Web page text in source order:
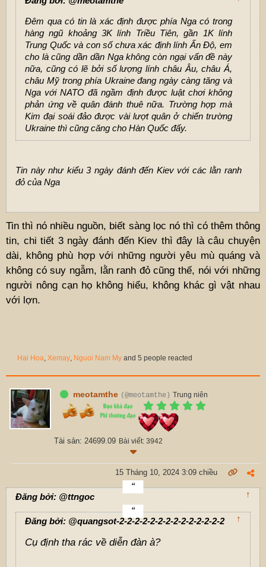
Đêm qua có tin là xác định được phía Nga có trong
hàng ngũ khoảng 3K lính Triều Tiên, gần 1K lính
Trung Quốc và con số chưa xác định lính Ấn Độ, em
cho là cũng dần dần Nga không còn ngại vấn đề này
nữa, cũng có lẽ bởi số lượng lính châu Âu, châu Á,
châu Mỹ trong phía Ukraine đang ngày càng tăng và
Nga với NATO đã ngầm định được luật chơi không
phản ứng về quân đánh thuê nữa. Trường hợp mà
Kim đại soái đảo được vài lượt quân ở chiến trường
Ukraine thì cũng căng cho Hàn Quốc đấy.
Tin này như kiểu 3 ngày đánh đến Kiev với các lằn ranh
đỏ của Nga
Tin thì nó nhiều nguồn, biết sàng lọc nó thì có thêm thông
tin, chi tiết 3 ngày đánh đến Kiev thì đây là câu chuyện
dài, không phù hợp với những người yêu mù quáng và
không có suy ngẫm, lằn ranh đỏ cũng thế, nói với những
người nông cạn họ không hiểu, không khác gì vật nhau
với lợn.
Hai Hoa, Xemay, Nguoi Nam My and 5 people reacted
meotamthe (@meotamthe) Trung niên
Tài sản: 24699.09 Bài viết: 3942
15 Tháng 10, 2024 3:09 chiều
Đăng bởi: @ttngoc ↑
Đăng bởi: @quangsot-2-2-2-2-2-2-2-2-2-2-2-2-2-2 ↑
Cụ định tha rác về diễn đàn à?